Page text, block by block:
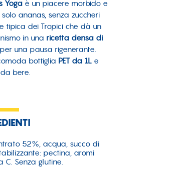
Yogaè un piacere morbido e
ananas, senza zuccheri
tipica dei Tropici che dà un
in una ricetta densa di
una pausa rigenerante.
bottiglia PET da 1Le
bere.
52%, acqua, succo di
pectina, aromi
Senza glutine.